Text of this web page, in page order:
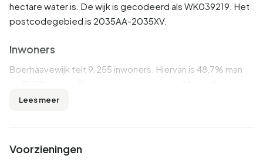
hectare water is. De wijk is gecodeerd als WK039219. Het
postcodegebied is 2035AA-2035XV.
Inwoners
Boerhaavewijk telt 9.255 inwoners. Hiervan is 48,7% man
(35,6%). De overige leeftijden zijn 21,4% voor '45 tot 65
is verweduwd. 4.095 inwoners komen uit Nederland, 820
Lees meer
Voorzieningen